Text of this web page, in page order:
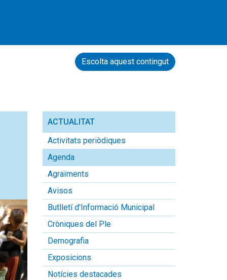
Escolta aquest contingut
ACTUALITAT
Activitats periòdiques
Agenda
Agraïments
Avisos
Butlletí d'Informació Municipal
Cròniques del Ple
Demografia
Exposicions
Notícies destacades